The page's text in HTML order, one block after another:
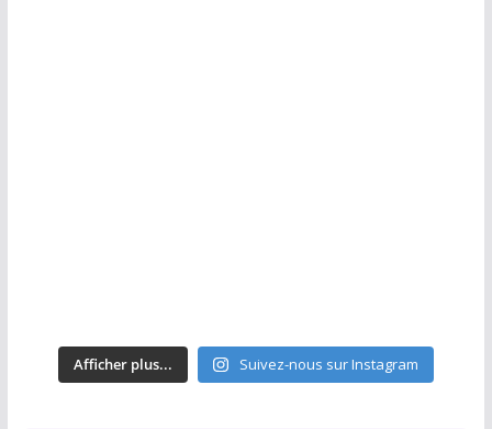
Afficher plus... Suivez-nous sur Instagram